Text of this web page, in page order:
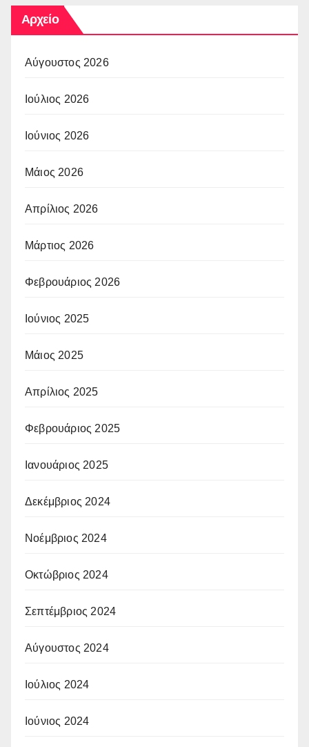
Αρχείο
Αύγουστος 2026
Ιούλιος 2026
Ιούνιος 2026
Μάιος 2026
Απρίλιος 2026
Μάρτιος 2026
Φεβρουάριος 2026
Ιούνιος 2025
Μάιος 2025
Απρίλιος 2025
Φεβρουάριος 2025
Ιανουάριος 2025
Δεκέμβριος 2024
Νοέμβριος 2024
Οκτώβριος 2024
Σεπτέμβριος 2024
Αύγουστος 2024
Ιούλιος 2024
Ιούνιος 2024